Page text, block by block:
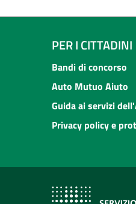
PER I CITTADINI
Bandi di concorso
Auto Mutuo Aiuto
Guida ai servizi
Privacy policy e